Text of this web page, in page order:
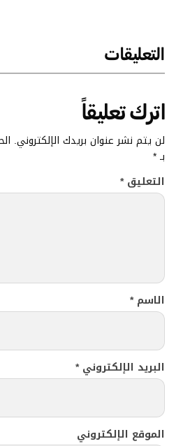
التعليقات
اترك تعليقاً
لن يتم نشر عنوان بريدك الإلكتروني.
بـ*
التعليق*
الاسم*
البريد الإلكتروني*
الموقع الإلكتروني